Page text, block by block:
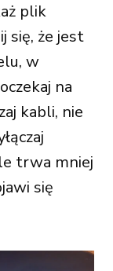
plik
się, że jest
w
na
kabli, nie
trwa mniej
się